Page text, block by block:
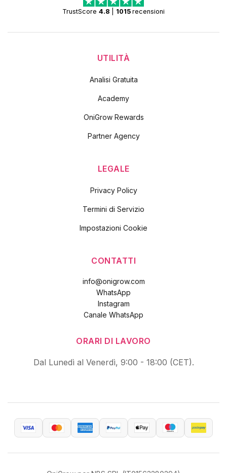
TrustScore 4.8 1015 recensioni
UTILITÀ
Analisi Gratuita
Academy
OniGrow Rewards
Partner Agency
LEGALE
Privacy Policy
Termini di Servizio
Impostazioni Cookie
CONTATTI
info@onigrow.com
WhatsApp
Instagram
Canale WhatsApp
ORARI DI LAVORO
Dal Lunedì al Venerdì, 9:00 - 18:00 (CET).